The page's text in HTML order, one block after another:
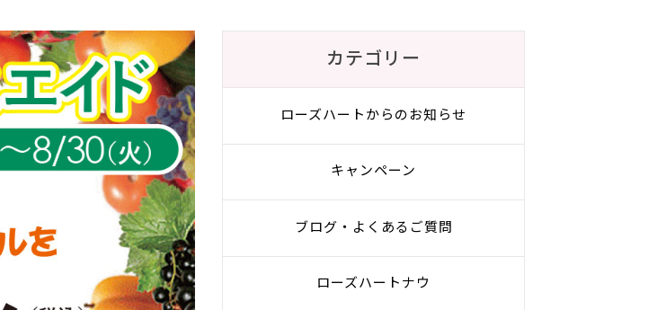
カテゴリー
ローズハートからのお知らせ
キャンペーン
ブログ・よくあるご質問
ローズハートナウ